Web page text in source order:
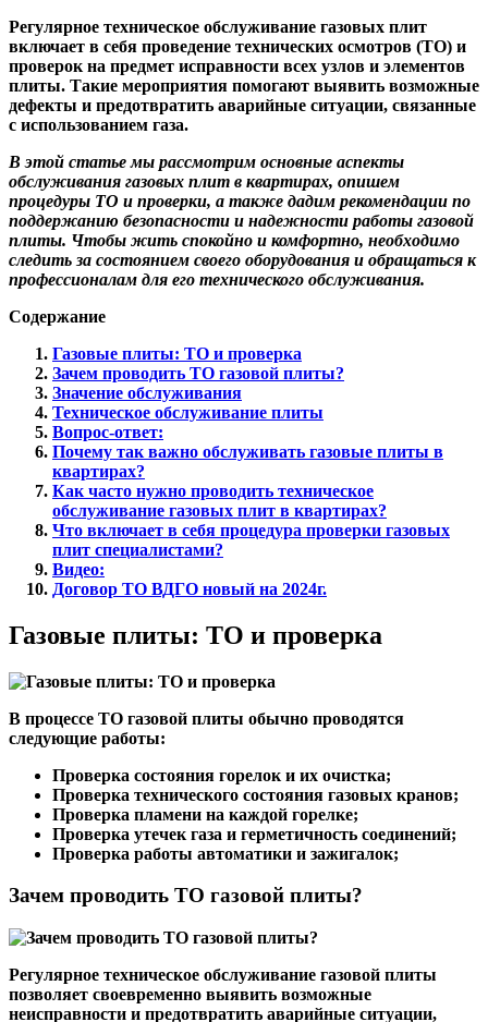
Регулярное техническое обслуживание газовых плит
включает в себя проведение технических осмотров (ТО) и
проверок на предмет исправности всех узлов и элементов
плиты. Такие мероприятия помогают выявить возможные
дефекты и предотвратить аварийные ситуации, связанные
с использованием газа.
В этой статье мы рассмотрим основные аспекты
обслуживания газовых плит в квартирах, опишем
процедуры ТО и проверки, а также дадим рекомендации по
поддержанию безопасности и надежности работы газовой
плиты. Чтобы жить спокойно и комфортно, необходимо
следить за состоянием своего оборудования и обращаться к
профессионалам для его технического обслуживания.
Содержание
Газовые плиты: ТО и проверка
Зачем проводить ТО газовой плиты?
Значение обслуживания
Техническое обслуживание плиты
Вопрос-ответ:
Почему так важно обслуживать газовые плиты в
квартирах?
Как часто нужно проводить техническое
обслуживание газовых плит в квартирах?
Что включает в себя процедура проверки газовых
плит специалистами?
Видео:
Договор ТО ВДГО новый на 2024г.
Газовые плиты: ТО и проверка
В процессе ТО газовой плиты обычно проводятся
следующие работы:
Проверка состояния горелок и их очистка;
Проверка технического состояния газовых кранов;
Проверка пламени на каждой горелке;
Проверка утечек газа и герметичность соединений;
Проверка работы автоматики и зажигалок;
Зачем проводить ТО газовой плиты?
Регулярное техническое обслуживание газовой плиты
позволяет своевременно выявить возможные
неисправности и предотвратить аварийные ситуации,